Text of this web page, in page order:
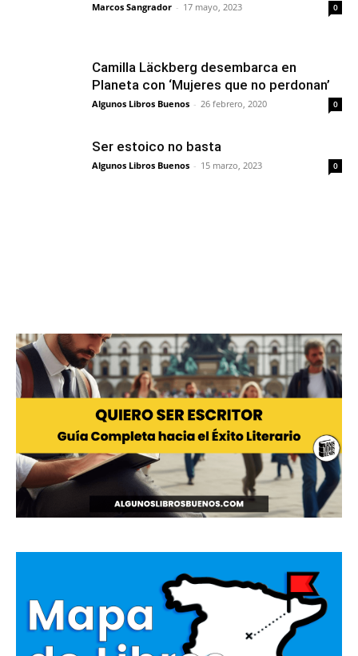
Marcos Sangrador - 17 mayo, 2023 0
Camilla Läckberg desembarca en
Planeta con ‘Mujeres que no perdonan’
Algunos Libros Buenos - 26 febrero, 2020 0
Ser estoico no basta
Algunos Libros Buenos - 15 marzo, 2023 0